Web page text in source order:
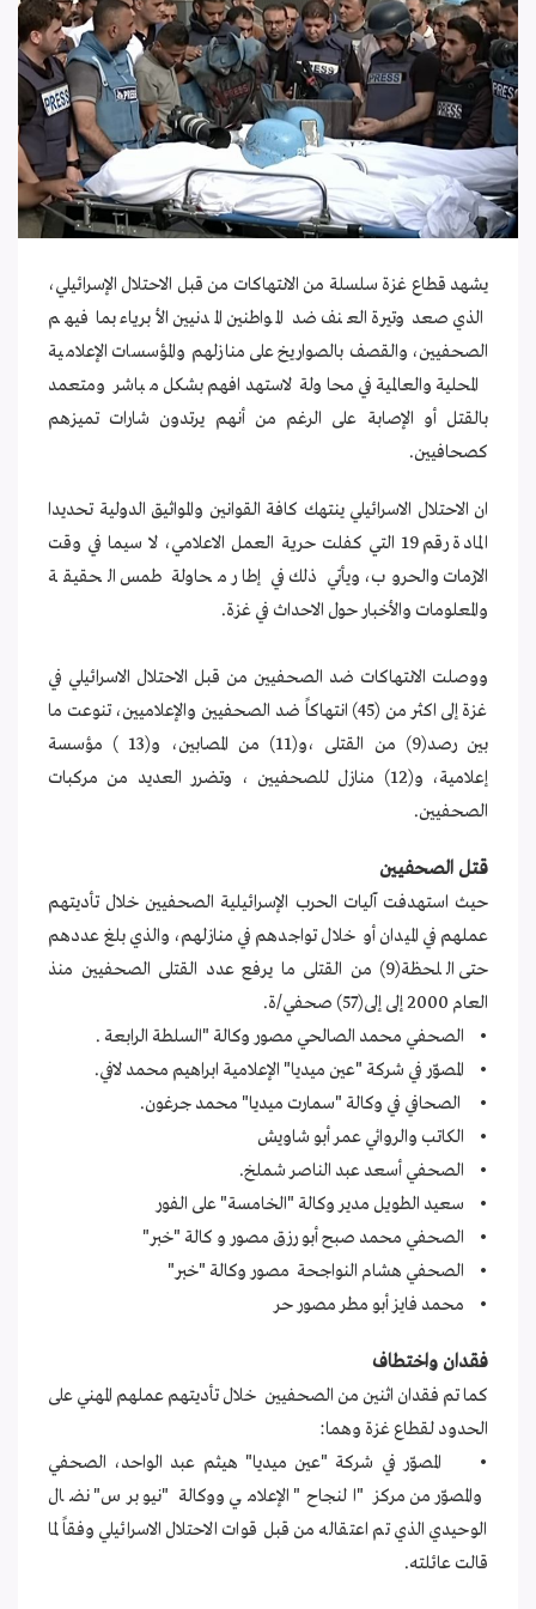
يشهد قطاع غزة سلسلة من الانتهاكات من قبل الاحتلال الإسرائيلي،
الذي صعد وتيرة العنف ضد المواطنين المدنيين الأبرياء بما فيهم
الصحفيين، والقصف بالصواريخ على منازلهم والمؤسسات الإعلامية
المحلية والعالمية في محاولة لاستهدافهم بشكل مباشر ومتعمد
بالقتل أو الإصابة على الرغم من أنهم يرتدون شارات تميزهم
كصحافيين.
ان الاحتلال الاسرائيلي ينتهك كافة القوانين والمواثيق الدولية تحديدا
المادة رقم 19 التي كفلت حرية العمل الاعلامي، لا سيما في وقت
الازمات والحروب، ويأتي ذلك في إطار محاولة طمس الحقيقة
والمعلومات والأخبار حول الاحداث في غزة.
ووصلت الانتهاكات ضد الصحفيين من قبل الاحتلال الاسرائيلي في
غزة إلى اكثر من (45) انتهاكاً ضد الصحفيين والإعلاميين، تنوعت ما
بين رصد(9) من القتلى ،و(11) من المصابين، و(13 ) مؤسسة
إعلامية، و(12) منازل للصحفيين ، وتضرر العديد من مركبات
الصحفيين.
قتل الصحفيين
حيث استهدفت آليات الحرب الإسرائيلية الصحفيين خلال تأديتهم
عملهم في الميدان أو خلال تواجدهم في منازلهم، والذي بلغ عددهم
حتى اللحظة(9) من القتلى ما يرفع عدد القتلى الصحفيين منذ
العام 2000 إلى إلى(57) صحفي/ة.
• الصحفي محمد الصالحي مصور وكالة "السلطة الرابعة .
• المصوّر في شركة "عين ميديا" الإعلامية ابراهيم محمد لافي.
• الصحافي في وكالة "سمارت ميديا" محمد جرغون.
• الكاتب والروائي عمر أبو شاويش
• الصحفي أسعد عبد الناصر شملخ.
• سعيد الطويل مدير وكالة "الخامسة" على الفور
• الصحفي محمد صبح أبو رزق مصور و كالة "خبر"
• الصحفي هشام النواجحة مصور وكالة "خبر"
• محمد فايز أبو مطر مصور حر
فقدان واختطاف
كما تم فقدان اثنين من الصحفيين خلال تأديتهم عملهم المهني على
الحدود لقطاع غزة وهما:
• المصوّر في شركة "عين ميديا" هيثم عبد الواحد، الصحفي
والمصوّر من مركز "النجاح" الإعلامي ووكالة "نيو برس" نضال
الوحيدي الذي تم اعتقاله من قبل قوات الاحتلال الاسرائيلي وفقاً لما
قالت عائلته.